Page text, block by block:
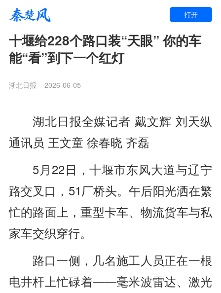
打开
十堰给228个路口装“天眼” 你的车
能“看”到下一个红灯
湖北日报 2026-06-05
湖北日报全媒记者 戴文辉 刘天纵
通讯员 王文童 徐春晓 齐磊
5月22日，十堰市东风大道与辽宁
路交叉口，51厂桥头。午后阳光洒在繁
忙的路面上，重型卡车、物流货车与私
家车交织穿行。
路口一侧，几名施工人员正在一根
电井杆上忙碌着——毫米波雷达、激光